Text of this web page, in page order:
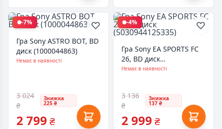
-7%
Гра Sony ASTRO BOT, BD
диск (1000044863)
Немає в наявності
3 024
₴
Знижка
225 ₴
2 799 ₴
-4%
Гра Sony EA SPORTS FC
26, BD диск
(5030944125335)
Немає в наявності
3 136
₴
Знижка
137 ₴
2 999 ₴